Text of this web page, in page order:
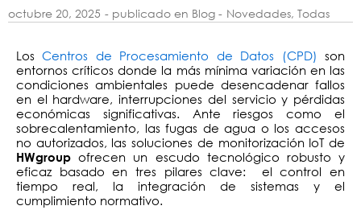
octubre 20, 2025 - publicado en Blog - Novedades, Todas
LosCentros de Procesamiento de Datos (CPD) son
entornos críticos donde la más mínima variación en las
condiciones ambientales puede desencadenar fallos
en el hardware, interrupciones del servicio y pérdidas
económicas significativas. Ante riesgos como el
sobrecalentamiento, las fugas de agua o los accesos
no autorizados, las soluciones de monitorización IoT de
HWgroupofrecen un escudo tecnológico robusto y
eficaz basado en tres pilares clave: el control en
tiempo real, la integración de sistemas y el
cumplimiento normativo.